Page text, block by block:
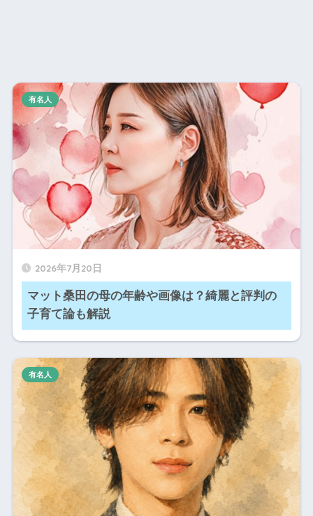
2026年7月20日
マット桑田の母の年齢や画像は？綺麗と評判の
子育て論も解説
有名人
有名人